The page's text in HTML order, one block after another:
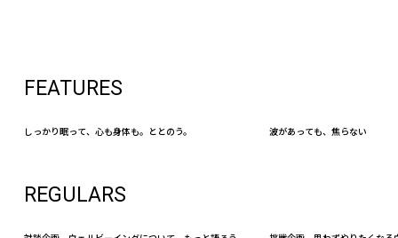
FEATURES
しっかり眠って、心も身体も。ととのう。 波があっても、焦らない
REGULARS